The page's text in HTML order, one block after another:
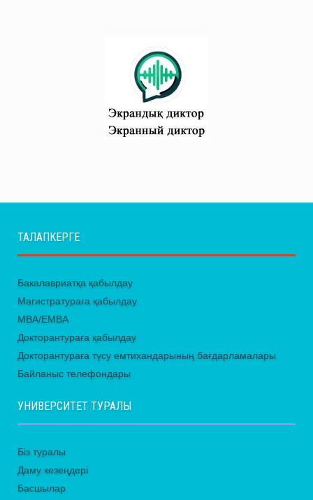
ТАЛАПКЕРГЕ
Бакалавриатқа қабылдау
Магистратураға қабылдау
MBA/EMBA
Докторантураға қабылдау
Докторантураға түсу емтихандарының бағдарламалары
Байланыс телефондары
УНИВЕРСИТЕТ ТУРАЛЫ
Біз туралы
Даму кезеңдері
Басшылар